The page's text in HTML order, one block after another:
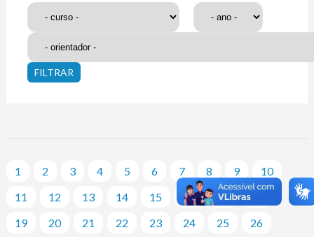
1 2 3 4 5 6 7 8 9
10
11
12 13 14 15 16 17
18
19
20 21 22 23 24 25
26